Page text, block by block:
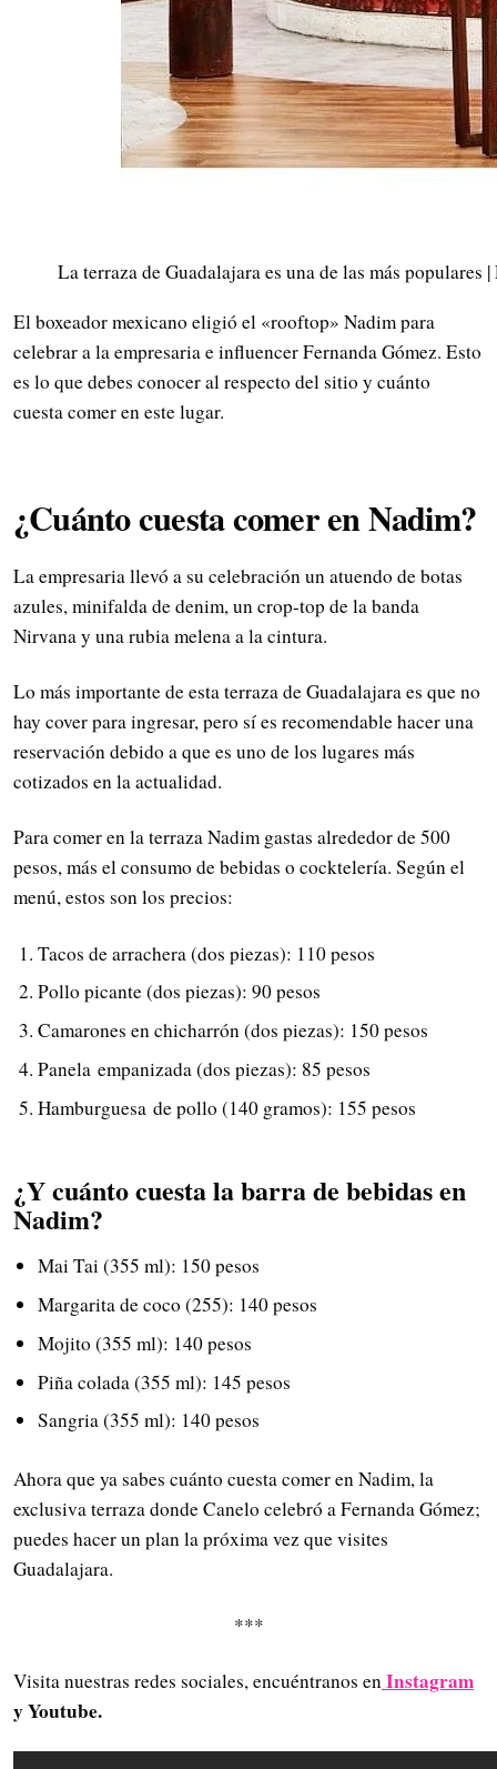
La terraza de Guadalajara es una de las más populares
El boxeador mexicano eligió el «rooftop» Nadim para
celebrar a la empresaria e influencer Fernanda Gómez. Esto
es lo que debes conocer al respecto del sitio y cuánto
cuesta comer en este lugar.
¿Cuánto cuesta comer en Nadim?
La empresaria llevó a su celebración un atuendo de botas
azules, minifalda de denim, un crop-top de la banda
Nirvana y una rubia melena a la cintura.
Lo más importante de esta terraza de Guadalajara es que no
hay cover para ingresar, pero sí es recomendable hacer una
reservación debido a que es uno de los lugares más
cotizados en la actualidad.
Para comer en la terraza Nadim gastas alrededor de 500
pesos, más el consumo de bebidas o cocktelería. Según el
menú, estos son los precios:
Tacos de arrachera (dos piezas): 110 pesos
Pollo picante (dos piezas): 90 pesos
Camarones en chicharrón (dos piezas): 150 pesos
Panela empanizada (dos piezas): 85 pesos
Hamburguesa de pollo (140 gramos): 155 pesos
¿Y cuánto cuesta la barra de bebidas en
Nadim?
Mai Tai (355 ml): 150 pesos
Margarita de coco (255): 140 pesos
Mojito (355 ml): 140 pesos
Piña colada (355 ml): 145 pesos
Sangria (355 ml): 140 pesos
Ahora que ya sabes cuánto cuesta comer en Nadim, la
exclusiva terraza donde Canelo celebró a Fernanda Gómez;
puedes hacer un plan la próxima vez que visites
Guadalajara.
***
Visita nuestras redes sociales, encuéntranos enInstagram
y Youtube.